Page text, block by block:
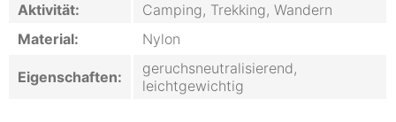
Aktivität:
Camping, Trekking, Wandern
Material:
Nylon
Eigenschaften:
geruchsneutralisierend,
leichtgewichtig